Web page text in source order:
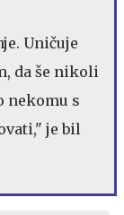
Uničuje
da še nikoli
s
je bil